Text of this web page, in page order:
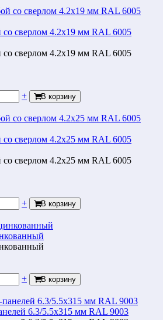
со сверлом 4.2x19 мм RAL 6005
со сверлом 4.2x19 мм RAL 6005
+ В корзину
со сверлом 4.2x25 мм RAL 6005
со сверлом 4.2x25 мм RAL 6005
+ В корзину
+ В корзину
6.3/5.5х315 мм RAL 9003